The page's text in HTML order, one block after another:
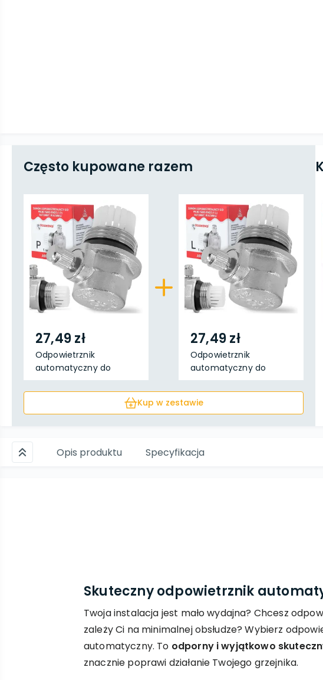
Często kupowane razem
27,49 zł
Odpowietrznik
automatyczny do
grzejnika ...
27,49 zł
Odpowietrznik
automatyczny do
grzejnika ...
Kup w zestawie
Opis produktu Specyfikacja
Skuteczny odpowietrznik
Twoja instalacja jest mało wydajna? Chcesz
zależy Ci na minimalnej obsłudze? Wybierz
automatyczny. To odporny i wyjątkowo
znacznie poprawi działanie Twojego grzejnika.